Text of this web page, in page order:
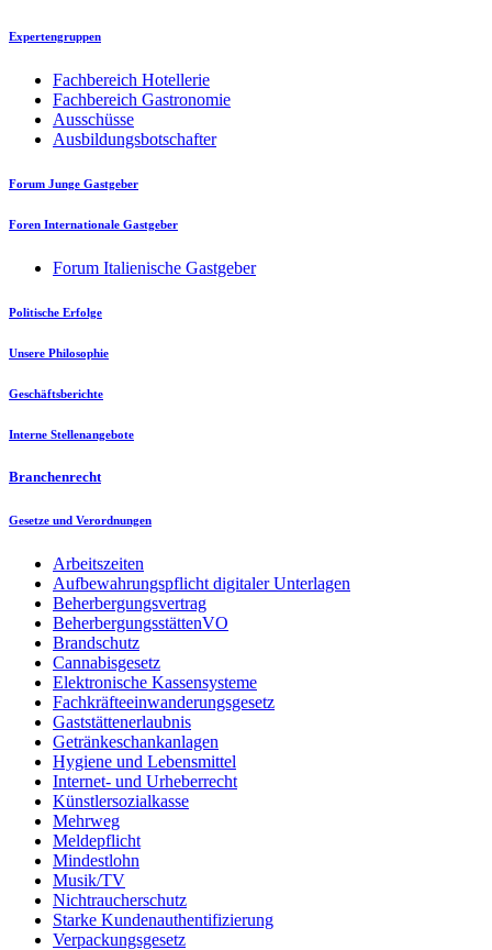
Expertengruppen
Fachbereich Hotellerie
Fachbereich Gastronomie
Ausschüsse
Ausbildungsbotschafter
Forum Junge Gastgeber
Foren Internationale Gastgeber
Forum Italienische Gastgeber
Politische Erfolge
Unsere Philosophie
Geschäftsberichte
Interne Stellenangebote
Branchenrecht
Gesetze und Verordnungen
Arbeitszeiten
Aufbewahrungspflicht digitaler Unterlagen
Beherbergungsvertrag
BeherbergungsstättenVO
Brandschutz
Cannabisgesetz
Elektronische Kassensysteme
Fachkräfteeinwanderungsgesetz
Gaststättenerlaubnis
Getränkeschankanlagen
Hygiene und Lebensmittel
Internet- und Urheberrecht
Künstlersozialkasse
Mehrweg
Meldepflicht
Mindestlohn
Musik/TV
Nichtraucherschutz
Starke Kundenauthentifizierung
Verpackungsgesetz